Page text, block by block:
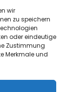
wir
zu speichern
oder eindeutige
Zustimmung
Merkmale und